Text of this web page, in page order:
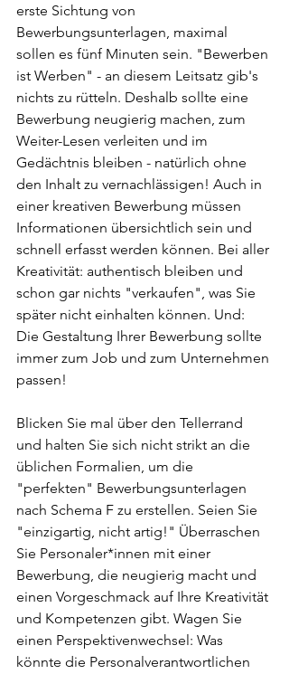
erste Sichtung von
Bewerbungsunterlagen, maximal
sollen es fünf Minuten sein. "Bewerben
ist Werben" - an diesem Leitsatz gib's
nichts zu rütteln. Deshalb sollte eine
Bewerbung neugierig machen, zum
Weiter-Lesen verleiten und im
Gedächtnis bleiben - natürlich ohne
den Inhalt zu vernachlässigen! Auch in
einer kreativen Bewerbung müssen
Informationen übersichtlich sein und
schnell erfasst werden können. Bei aller
Kreativität: authentisch bleiben und
schon gar nichts "verkaufen", was Sie
später nicht einhalten können. Und:
Die Gestaltung Ihrer Bewerbung sollte
immer zum Job und zum Unternehmen
passen!
Blicken Sie mal über den Tellerrand
und halten Sie sich nicht strikt an die
üblichen Formalien, um die
"perfekten" Bewerbungsunterlagen
nach Schema F zu erstellen. Seien Sie
"einzigartig, nicht artig!" Überraschen
Sie Personaler*innen mit einer
Bewerbung, die neugierig macht und
einen Vorgeschmack auf Ihre Kreativität
und Kompetenzen gibt. Wagen Sie
einen Perspektivenwechsel: Was
könnte die Personalverantwortlichen